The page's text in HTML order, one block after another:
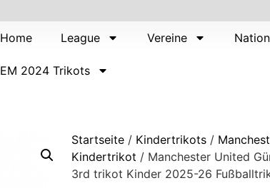
Home League Vereine
EM 2024 Trikots
Startseite / Kindertrikots /
Kindertrikot / Manchester United
3rd trikot Kinder 2025-26